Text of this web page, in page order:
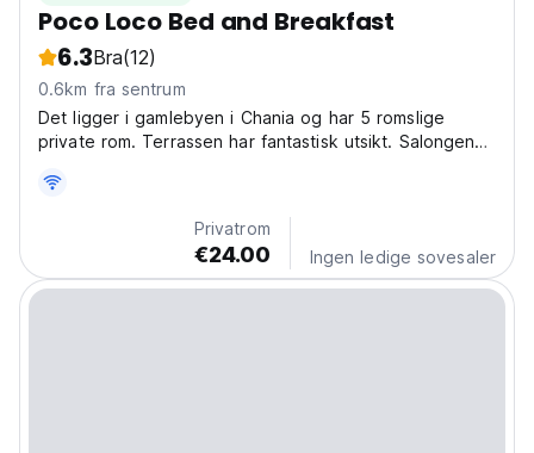
Poco Loco Bed and Breakfast
6.3Bra(12)
0.6km fra sentrum
Det ligger i gamlebyen i Chania og har 5 romslige
private rom. Terrassen har fantastisk utsikt. Salongen
Privatrom
€24.00 Ingen ledige sovesaler